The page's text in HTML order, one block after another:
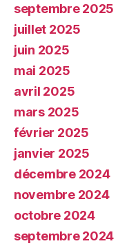
septembre 2025
juillet 2025
juin 2025
mai 2025
avril 2025
mars 2025
février 2025
janvier 2025
décembre 2024
novembre 2024
octobre 2024
septembre 2024